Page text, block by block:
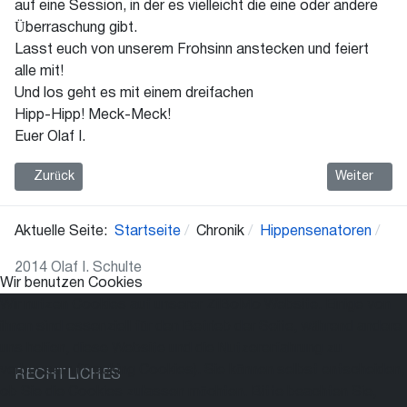
auf eine Session, in der es vielleicht die eine oder andere
Überraschung gibt.
Lasst euch von unserem Frohsinn anstecken und feiert
alle mit!
Und los geht es mit einem dreifachen
Hipp-Hipp! Meck-Meck!
Euer Olaf I.
Vorheriger Beitrag: 2015 Elli I. Brodrecht
Zurück Nächster
Weiter
Aktuelle Seite: Startseite Chronik Hippensenatoren
2014 Olaf I. Schulte
RECHTLICHES
Wir benutzen Cookies
verbessern (Tracking Cookies). Sie können selbst entscheiden,